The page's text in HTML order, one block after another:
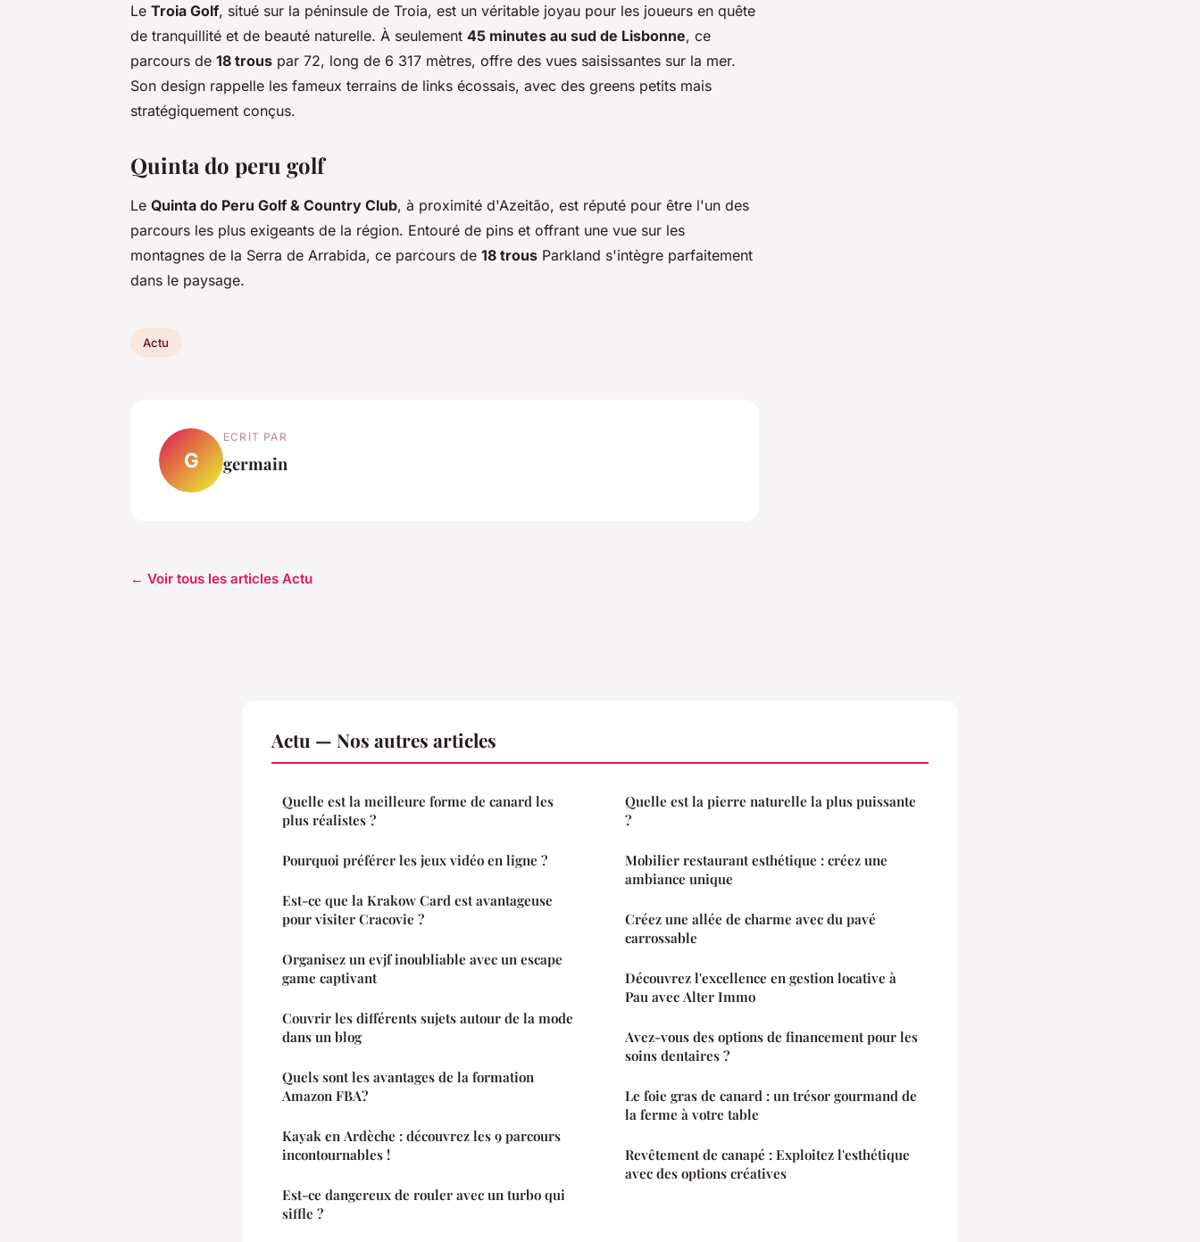
Le Troia Golf, situé sur la péninsule de Troia, est un véritable joyau pour les joueurs en quête
de tranquillité et de beauté naturelle. À seulement 45 minutes au sud de Lisbonne, ce
parcours de 18 trous par 72, long de 6 317 mètres, offre des vues saisissantes sur la mer.
Son design rappelle les fameux terrains de links écossais, avec des greens petits mais
stratégiquement conçus.
Quinta do peru golf
Le Quinta do Peru Golf & Country Club, à proximité d'Azeitão, est réputé pour être l'un des
parcours les plus exigeants de la région. Entouré de pins et offrant une vue sur les
montagnes de la Serra de Arrabida, ce parcours de 18 trous Parkland s'intègre parfaitement
dans le paysage.
Actu
G
ECRIT PAR
germain
← Voir tous les articles Actu
Actu — Nos autres articles
Quelle est la meilleure forme de canard les
plus réalistes ?
Pourquoi préférer les jeux vidéo en ligne ?
Est-ce que la Krakow Card est avantageuse
pour visiter Cracovie ?
Organisez un evjf inoubliable avec un escape
game captivant
Couvrir les différents sujets autour de la mode
dans un blog
Quels sont les avantages de la formation
Amazon FBA?
Kayak en Ardèche : découvrez les 9 parcours
incontournables !
Est-ce dangereux de rouler avec un turbo qui
siffle ?
Quelle est la pierre naturelle la plus puissante
?
Mobilier restaurant esthétique : créez une
ambiance unique
Créez une allée de charme avec du pavé
carrossable
Découvrez l'excellence en gestion locative à
Pau avec Alter Immo
Avez-vous des options de financement pour les
soins dentaires ?
Le foie gras de canard : un trésor gourmand de
la ferme à votre table
Revêtement de canapé : Exploitez l'esthétique
avec des options créatives